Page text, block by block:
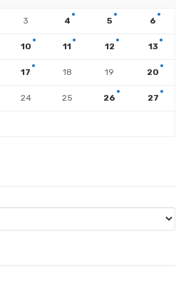
3 4 5 6
10 11 12 13
17 18 19 20
24 25 26 27